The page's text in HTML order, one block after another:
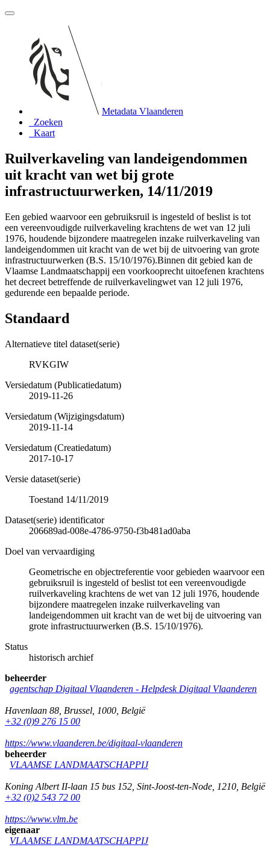
Metadata Vlaanderen
Zoeken
Kaart
Ruilverkaveling van landeigendommen
uit kracht van wet bij grote
infrastructuurwerken, 14/11/2019
Een gebied waarvoor een gebruiksruil is ingesteld of beslist is tot
een vereenvoudigde ruilverkaveling krachtens de wet van 12 juli
1976, houdende bijzondere maatregelen inzake ruilverkaveling van
landeigendommen uit kracht van de wet bij de uitvoering van grote
infrastructuurwerken (B.S. 15/10/1976).Binnen dit gebied kan de
Vlaamse Landmaatschappij een voorkooprecht uitoefenen krachtens
het decreet betreffende de ruilverkavelingwet van 12 juli 1976,
gedurende een bepaalde periode.
Standaard
Alternatieve titel dataset(serie)
RVKGIW
Versiedatum (Publicatiedatum)
2019-11-26
Versiedatum (Wijzigingsdatum)
2019-11-14
Versiedatum (Creatiedatum)
2017-10-17
Versie dataset(serie)
Toestand 14/11/2019
Dataset(serie) identificator
206689ad-008e-4786-9750-f3b481ad0aba
Doel van vervaardiging
Geometrische en objectreferentie voor gebieden waarvoor een
gebruiksruil is ingesteld of beslist tot een vereenvoudigde
ruilverkaveling krachtens de wet van 12 juli 1976, houdende
bijzondere maatregelen inzake ruilverkaveling van
landeigendommen uit kracht van de wet bij de uitvoering van
grote infrastructuurwerken (B.S. 15/10/1976).
Status
historisch archief
beheerder
agentschap Digitaal Vlaanderen - Helpdesk Digitaal Vlaanderen
Havenlaan 88 Brussel 1000 België
+32 (0)9 276 15 00
https://www.vlaanderen.be/digitaal-vlaanderen
beheerder
VLAAMSE LANDMAATSCHAPPIJ
Koning Albert II-laan 15 bus 152 Sint-Joost-ten-Node 1210 België
+32 (0)2 543 72 00
https://www.vlm.be
eigenaar
VLAAMSE LANDMAATSCHAPPIJ